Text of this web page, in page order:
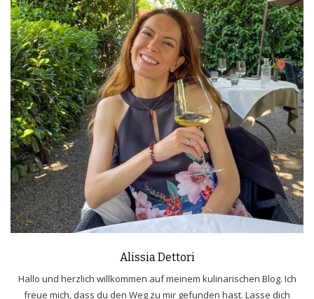
Alissia Dettori
Hallo und herzlich willkommen auf meinem kulinarischen Blog. Ich
freue mich, dass du den Weg zu mir gefunden hast. Lasse dich